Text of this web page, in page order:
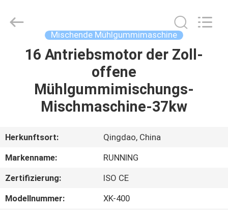
HAUS
PRODUKTE
UNS
AUSFLUG
CO.,LTD.
Mischende Mühlgummimaschine
16 Antriebsmotor der Zoll-
offene
Mühlgummimischungs-
Mischmaschine-37kw
Herkunftsort:
Qingdao, China
Markenname:
RUNNING
Zertifizierung:
ISO CE
Modellnummer:
XK-400